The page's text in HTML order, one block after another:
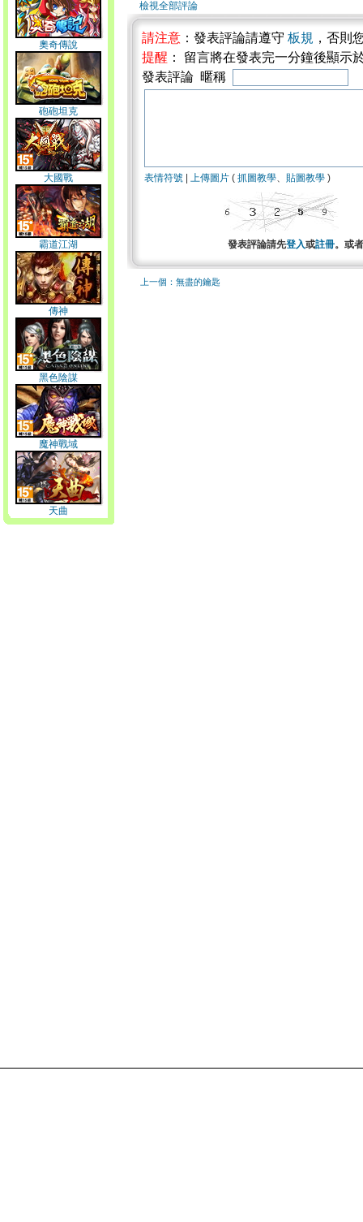
奧奇傳說
砲砲坦克
大國戰
霸道江湖
傳神
黑色陰謀
魔神戰域
天曲
檢視全部評論
請注意 ：發表評論請遵守 板規 ，否則
提醒 ： 留言將在發表完一分鐘後顯示
發表評論 暱稱
表情符號 上傳圖片 ( 抓圖教學、 貼圖教學 )
發表評論請先登入或註冊。或
上一個：無盡的鑰匙